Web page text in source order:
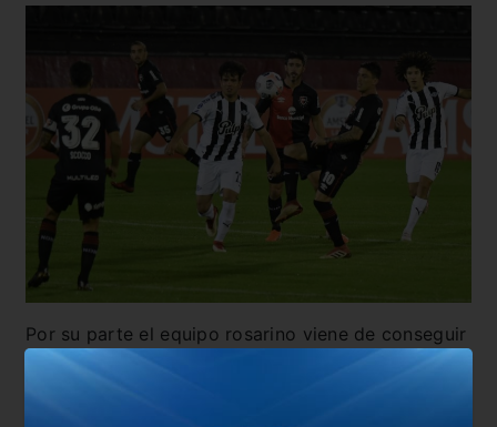
Por su parte el equipo rosarino viene de conseguir
un triunfo agónico ante Palestino en Chile lo que